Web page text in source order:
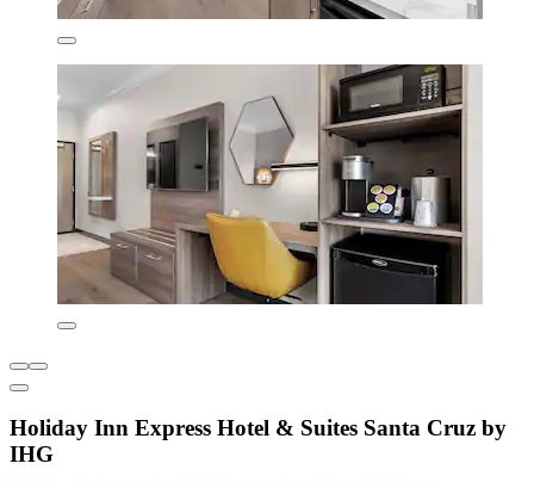
Holiday Inn Express Hotel & Suites Santa Cruz by
IHG